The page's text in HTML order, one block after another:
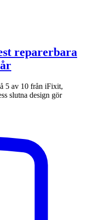
reparerbara
5 av 10 från iFixit,
slutna design gör